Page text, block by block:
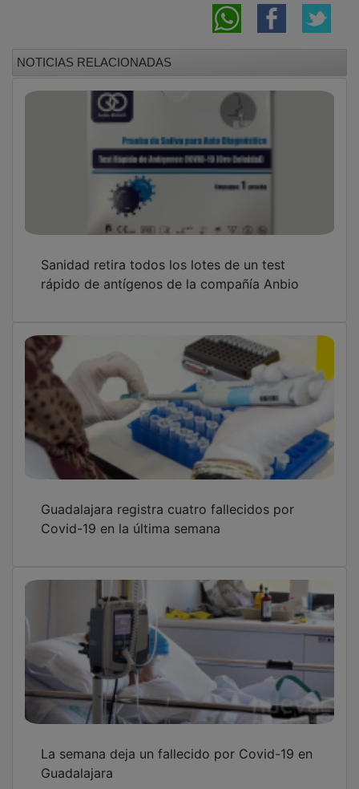
rápido de antígenos de la compañía Anbio
Covid-19 en la última semana
Guadalajara